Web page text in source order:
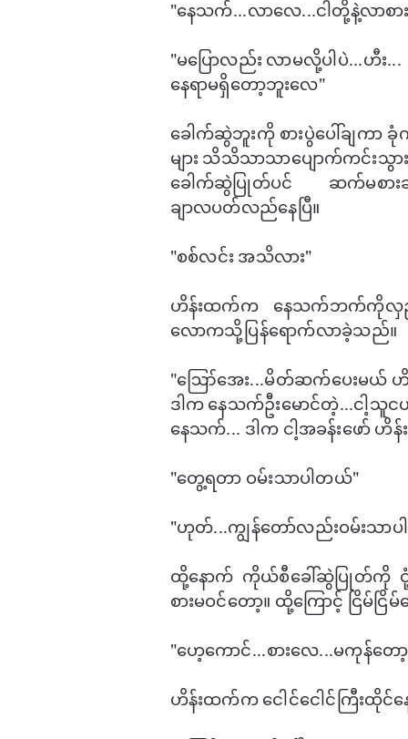
"​နေသက်...လာ​လေ...ငါတို့နဲ့လာစာ
"မ​ပြောလည်း လာမလို့ပါပဲ...ဟီး...
​နေရာမရှိ​တော့ဘူး​လေ"
ခေါက်ဆွဲဘူးကို စားပွဲ​ပေါ်ချ
များ သိသိသာသာ​ပျောက်ကင်း
ခေါက်ဆွဲပြုတ်ပင် ဆက်မစားခ
ချာလပတ်လည်​နေပြီ။
"စစ်လင်း အသိလား"
ဟိန်းထက်က ​နေသက်ဘက်ကိုလှည့်
လောကသို့ပြန်​ရောက်လာခဲ့သည်။
"ဪ​အေး...မိတ်ဆက်​ပေးမယ် ဟိ
ဒါက ​နေသက်ဦး​မောင်တဲ့...ငါ့သူငယ်
နေသက်... ဒါက ငါ့အခန်း​ဖော်
"​​​တွေ့ရတာ ဝမ်းသာပါတယ်"
"ဟုတ်...ကျွန်​တော်လည်းဝမ်းသ
ထို့​နောက် ကိုယ်စီ​ခေါ်ဆွဲပြုတ်ကို ငုံ့
စားမဝင်​တော့။ ထို့​ကြောင့် ငြိမ်
"​ဟေ့​ကောင်...စား​လေ...မကုန်​တေ
ဟိန်းထက်က ​​ငေါင်​ငေါင်ကြီးထိုင်​